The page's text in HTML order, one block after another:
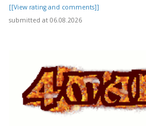
[[View rating and comments]]
submitted at 06.08.2026